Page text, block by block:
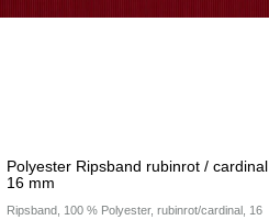
Polyester Ripsband rubinrot / cardinal
16 mm
Ripsband, 100 % Polyester, rubinrot/cardinal, 16